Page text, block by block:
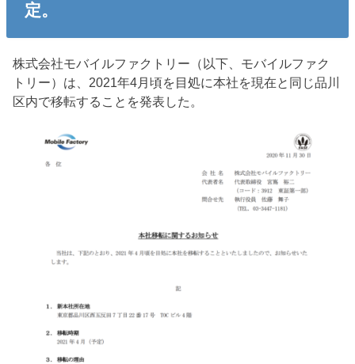
定。
株式会社モバイルファクトリー（以下、モバイルファク
トリー）は、2021年4月頃を目処に本社を現在と同じ品川
区内で移転することを発表した。